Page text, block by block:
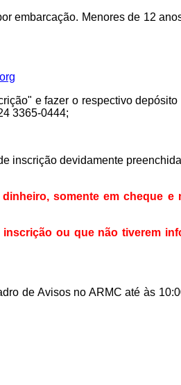
embarcação. Menores de 12
e fazer o respectivo
3365-0444;
inscrição devidamente
somente em cheque
ou que não tiverem
de Avisos no ARMC até às